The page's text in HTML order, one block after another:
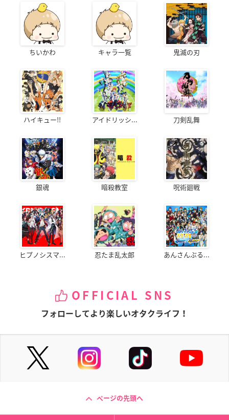
ちいかわ キャラ一覧 鬼滅の刃
ハイキュー!! アイドリッシ... 刀剣乱舞
銀魂 暗殺教室 呪術廻戦
ヒプノシスマ... 忍たま乱太郎 あんさんぶる...
OFFICIAL SNS
フォローしてより楽しいオタクライフ！
ページの先頭へ